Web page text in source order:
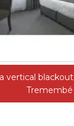
vertical
Tremembé